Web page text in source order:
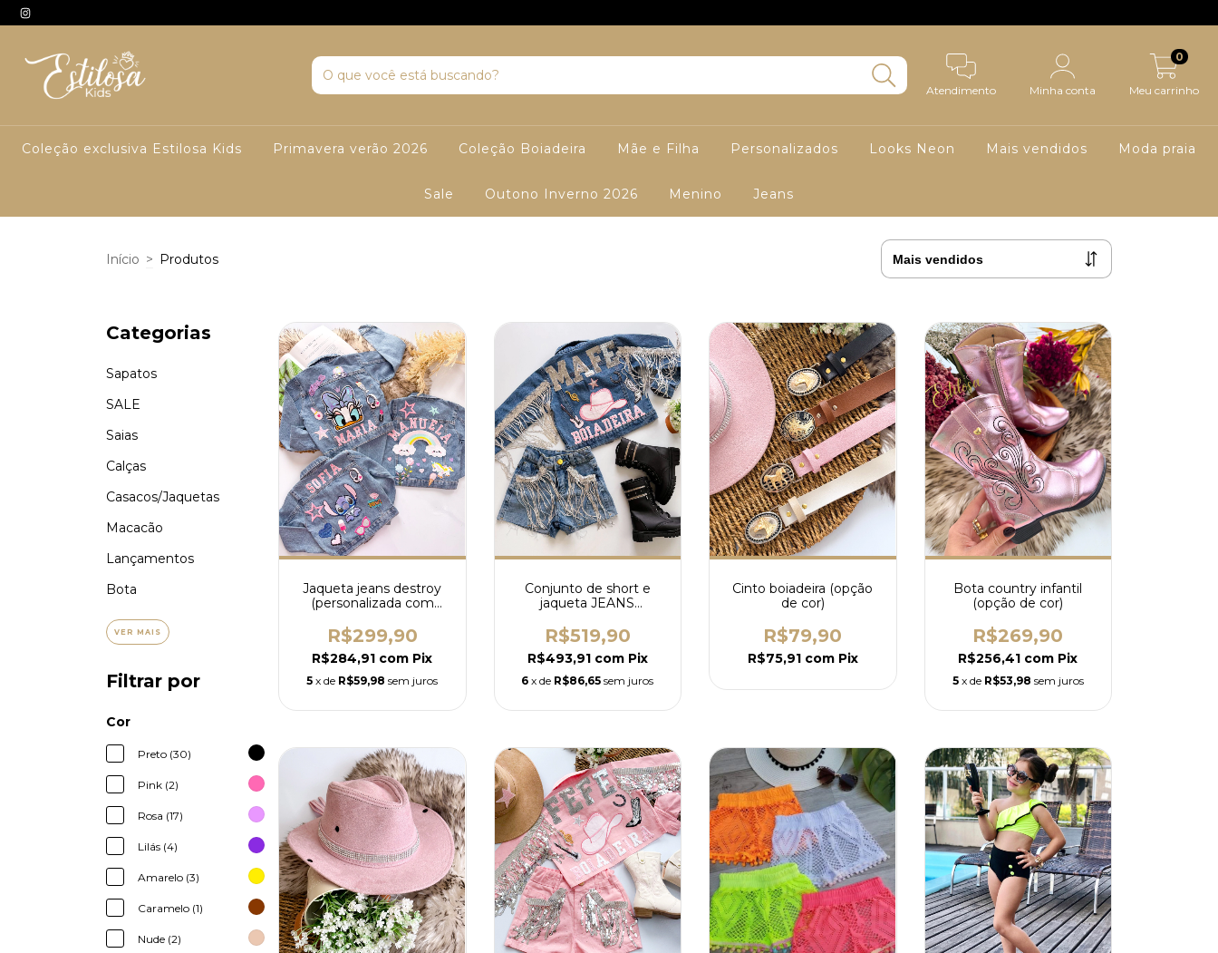
Atendimento Minha conta Meu carrinho
0
Coleção exclusiva Estilosa Kids Primavera verão 2026 Coleção Boiadeira Mãe e Filha Personalizados Looks Neon Mais vendidos Moda praia
Sale Outono Inverno 2026 Menino Jeans
Início > Produtos
Categorias
Sapatos
SALE
Saias
Calças
Casacos/Jaquetas
Macacão
Lançamentos
Bota
VER MAIS
Filtrar por
Cor
Preto (30)
Pink (2)
Rosa (17)
Lilás (4)
Amarelo (3)
Caramelo (1)
Nude (2)
Jaqueta jeans destroy
(personalizada com
R$299,90
R$284,91 com Pix
5 x de R$59,98 sem juros
Conjunto de short e
jaqueta JEANS
R$519,90
R$493,91 com Pix
6 x de R$86,65 sem juros
Cinto boiadeira (opção
de cor)
R$79,90
R$75,91 com Pix
Bota country infantil
(opção de cor)
R$269,90
R$256,41 com Pix
5 x de R$53,98 sem juros